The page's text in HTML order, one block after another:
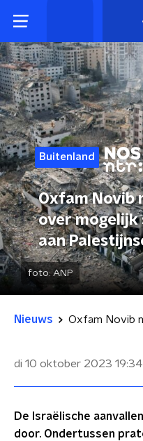
Buitenland
Oxfam Novib
over
aan
foto:ANP
Nieuws
di 10 oktober 2023 19:34
De Israëlische
door. Ondertussen